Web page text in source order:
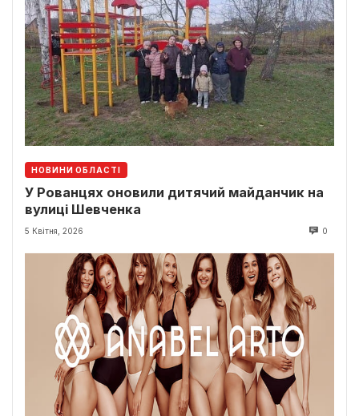
НОВИНИ ОБЛАСТІ
У Рованцях оновили дитячий майданчик на
вулиці Шевченка
5 Квітня, 2026 0